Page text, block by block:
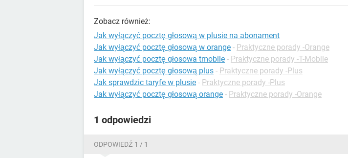
Zobacz również:
Jak wyłączyć pocztę głosową w plusie na abonament
Jak wyłączyć pocztę głosową w orange - Praktyczne porady -Orange
Jak wyłączyć pocztę głosowa tmobile - Praktyczne porady -T-Mobile
Jak wyłączyć pocztę głosową plus - Praktyczne porady -Plus
Jak sprawdzic taryfe w plusie - Praktyczne porady -Plus
Jak wyłączyć pocztę głosową orange - Praktyczne porady -Orange
1 odpowiedzi
ODPOWIEDŹ 1 / 1